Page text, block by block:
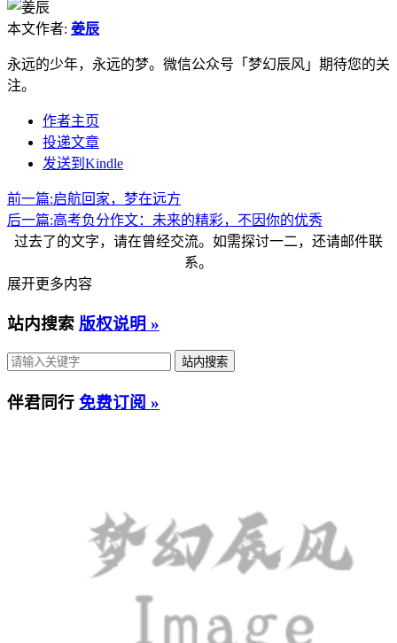
本文作者: 姜辰
永远的少年，永远的梦。微信公众号「梦幻辰风」期待您的关
注。
作者主页
投递文章
发送到Kindle
前一篇:启航回家，梦在远方
后一篇:高考负分作文：未来的精彩，不因你的优秀
过去了的文字，请在曾经交流。如需探讨一二，还请邮件联
系。
展开更多内容
站内搜索 版权说明 »
伴君同行 免费订阅 »